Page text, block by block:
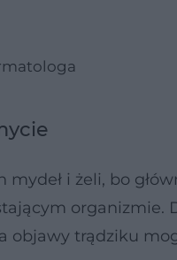
i żeli, bo
organizmie.
objawy trądziku